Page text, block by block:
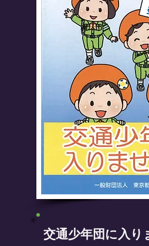
交通少年団に入り